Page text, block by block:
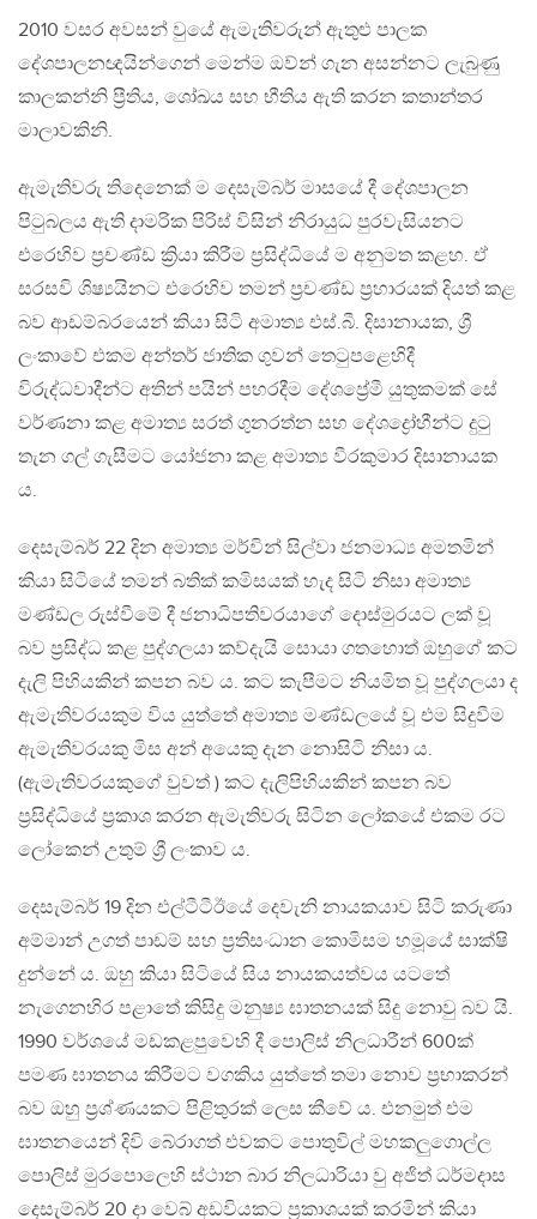
2010 වසර අවසන් වුයේ ඇමැතිවරුන් ඇතුළු පාලක
දේශපාලනඥයින්ගෙන් මෙන්ම ඔව්න් ගැන අසන්නට ලැබුණු
කාලකන්නි ප්‍රීතිය, ශෝඛය සහ භීතිය ඇති කරන කතාන්තර
මාලාවකිනි.
ඇමැතිවරු තිදෙනෙක් ම දෙසැම්බර් මාසයේ දී දේශපාලන
පිටුබලය ඇති දාමරික පිරිස් විසින් නිරායුධ පුරවැසියනට
එරෙහිව ප්‍රචණ්ඩ ක්‍රියා කිරීම ප්‍රසිද්ධියේ ම අනුමත කළහ. ඒ
සරසවි ශිෂ්‍යයිනට එරෙහිව තමන් ප්‍රචණ්ඩ ප්‍රහාරයක් දියත් කළ
බව ආඩම්බරයෙන් කියා සිටි අමාත්‍ය එස්.බී. දිසානායක, ශ්‍රී
ලංකාවේ එකම අන්තර් ජාතික ගුවන් තෙටුපළෙහිදී
විරුද්ධවාදීන්ට අතින් පයින් පහරදීම දේශප්‍රේමී යුතුකමක් සේ
වර්ණනා කළ අමාත්‍ය සරත් ගුනරත්න සහ දේශද්‍රෝහීන්ට දුටු
තැන ගල් ගැසීමට යෝජනා කළ අමාත්‍ය වීරකුමාර දිසානායක
ය.
දෙසැම්බර් 22 දින අමාත්‍ය මර්වින් සිල්වා ජනමාධ්‍ය අමතමින්
කියා සිටියේ තමන් බතික් කමිසයක් හැද සිටි නිසා අමාත්‍ය
මණ්ඩල රුස්වීමේ දී ජනාධිපතිවරයාගේ දොස්මුරයට ලක් වූ
බව ප්‍රසිද්ධ කළ පුද්ගලයා කව්දැයි සොයා ගතහොත් ඔහුගේ කට
දැලි පිහියකින් කපන බව ය. කට කැපීමට නියමිත වූ පුද්ගලයා ද
ඇමැතිවරයකුම විය යුත්තේ අමාත්‍ය මණ්ඩලයේ වූ එම සිදුවීම
ඇමැතිවරයකු මිස අන් අයෙකු දැන නොසිටි නිසා ය.
(ඇමැතිවරයකුගේ වුවත් ) කට දැලිපිහියකින් කපන බව
ප්‍රසිද්ධියේ ප්‍රකාශ කරන ඇමැතිවරු සිටින ලෝකයේ එකම රට
ලෝකෙන් උතුම් ශ්‍රී ලංකාව ය.
දෙසැම්බර් 19 දින එල්ටීටීඊයේ දෙවැනි නායකයාව සිටි කරුණා
අම්මාන් උගත් පාඩම් සහ ප්‍රතිසංධාන කොමිසම හමූයේ සාක්ෂි
දුන්නේ ය. ඔහු කියා සිටියේ සිය නායකයත්වය යටතේ
නැගෙනහිර පළාතේ කිසිදු මනුෂ්‍ය ඝාතනයක් සිදු නොවු බව යි.
1990 වර්ශයේ මඩකළපුවෙහි දී පොලිස් නිලධාරීන් 600ක්
පමණ ඝාතනය කිරීමට වගකිය යුත්තේ තමා නොව ප්‍රභාකරන්
බව ඔහු ප්‍රශ්ණයකට පිළිතුරක් ලෙස කීවේ ය. එනමුත් එම
ඝාතනයෙන් දිවි බේරාගත් එවකට පොතුවිල් මහකලුගොල්ල
පොලිස් මුරපොලෙහි ස්ථාන බාර නිලධාරියා වු අජිත් ධර්මදාස
දෙසැම්බර් 20 දා වෙබ් අඩවියකට ප්‍රකාශයක් කරමින් කියා